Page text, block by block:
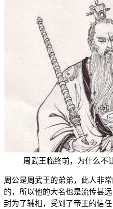
周武王临终前，为什么不
周公是周武王的弟弟，此人非
的，所以他的大名也是流传甚
封为了辅相，受到了帝王的信